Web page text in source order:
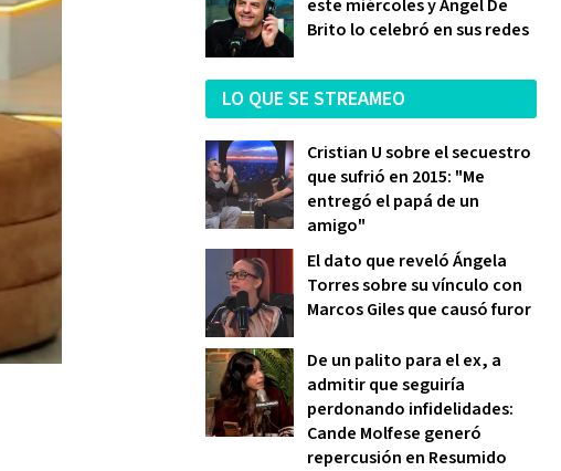
este miércoles y Ángel De
Brito lo celebró en sus redes
LO QUE SE STREAMEO
Cristian U sobre el secuestro
que sufrió en 2015: "Me
entregó el papá de un
amigo"
El dato que reveló Ángela
Torres sobre su vínculo con
Marcos Giles que causó furor
De un palito para el ex, a
admitir que seguiría
perdonando infidelidades:
Cande Molfese generó
repercusión en Resumido